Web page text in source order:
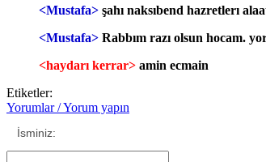
<Mustafa> şahı naksıbend hazretlerı
<Mustafa> Rabbım razı olsun hocam.
<haydarı kerrar> amin ecmain
Etiketler:
Yorumlar / Yorum yapın
İsminiz: